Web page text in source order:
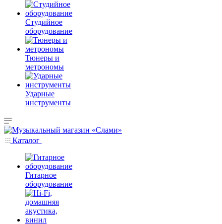
Студийное
оборудование
Тюнеры и
метрономы
Ударные
инструменты
Каталог
Гитарное
оборудование